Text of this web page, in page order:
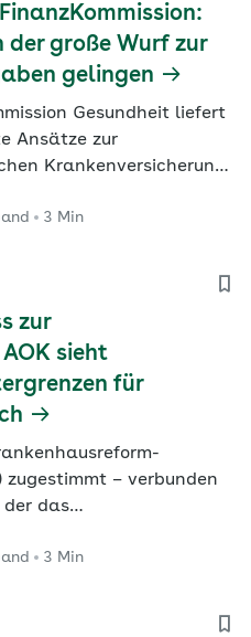
der große Wurf zur
gelingen
Gesundheit liefert
Ansätze zur
Krankenversicherung.
Reimann, sieht in den
einen weiteren Anstieg
3 Min
zur
sieht
für
zugestimmt – verbunden
der das
Bundesverbandes, Dr.
3 Min